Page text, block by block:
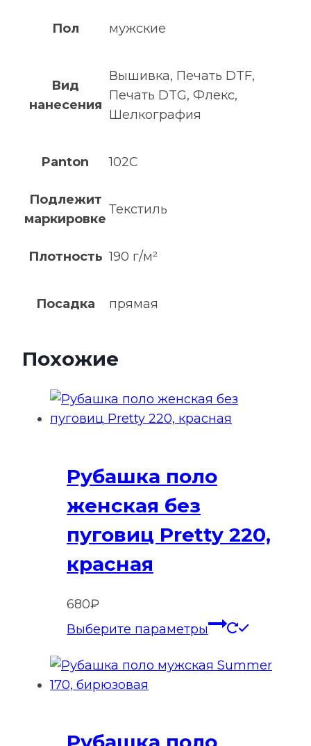
Пол мужские
Вид
нанесения
Вышивка, Печать DTF,
Печать DTG, Флекс,
Шелкография
Panton 102C
Подлежит
маркировке
Текстиль
Плотность 190 г/м²
Посадка прямая
Похожие
Рубашка поло
женская без
пуговиц Pretty 220,
красная
680₽
Выберите параметры
Этот
имеет